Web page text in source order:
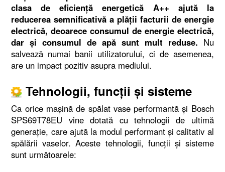
clasa de eficiență energetică A++ ajută la
reducerea semnificativă a plății facturii de energie
electrică, deoarece consumul de energie electrică,
dar și consumul de apă sunt mult reduse. Nu
salvează numai banii utilizatorului, ci de asemenea,
are un impact pozitiv asupra mediului.
Tehnologii, funcții și sisteme
Ca orice mașină de spălat vase performantă și Bosch
SPS69T78EU vine dotată cu tehnologii de ultimă
generație, care ajută la modul performant și calitativ al
spălării vaselor. Aceste tehnologii, funcții și sisteme
sunt următoarele: